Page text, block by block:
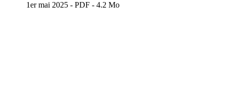
1er mai 2025 - PDF - 4.2 Mo